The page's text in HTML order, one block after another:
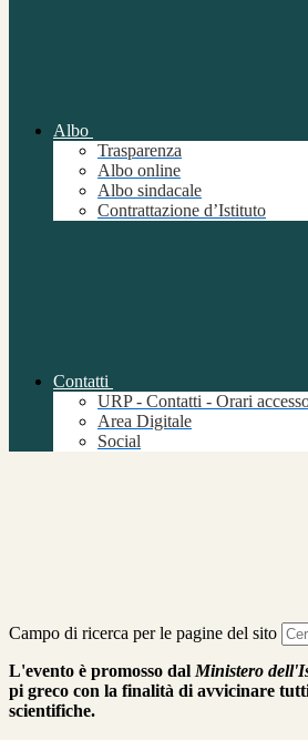
Albo
Trasparenza
Albo online
Albo sindacale
Contrattazione d’Istituto
Contatti
URP - Contatti - Orari
Area Digitale
Social
Campo di ricerca per le pagine del sito
L'evento è promosso dal Ministero
pi greco con la finalità di avvicinare
scientifiche.